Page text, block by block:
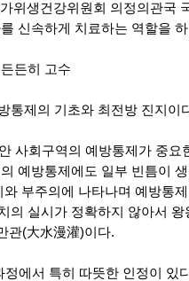
위생건강위원회 의정의관국
신속하게 치료하는 역할을
든히 고수
통제의 기초와 최전방 진지이
사회구역의 예방통제가 중
예방통제에도 일부 빈틈이
부주의에 나타나며 예방통
의 실시가 정확하지 않아서
관(大水漫灌)이다.
정에서 특히 따뜻한 인정이 있